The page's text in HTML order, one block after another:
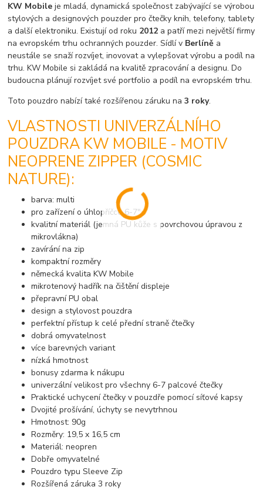
KW Mobile je mladá, dynamická společnost zabývající se výrobou
stylových a designových pouzder pro čtečky knih, telefony, tablety
a další elektroniku. Existují od roku 2012 a patří mezi největší firmy
na evropském trhu ochranných pouzder. Sídlí v Berlíně a
neustále se snaží rozvíjet, inovovat a vylepšovat výrobu a podíl na
trhu. KW Mobile si zakládá na kvalitě zpracování a designu. Do
budoucna plánují rozvíjet své portfolio a podíl na evropském trhu.
Toto pouzdro nabízí také rozšířenou záruku na3 roky.
VLASTNOSTI UNIVERZÁLNÍHO
POUZDRA KW MOBILE - MOTIV
NEOPRENE ZIPPER (COSMIC
NATURE):
barva: multi
pro zařízení o úhlopříčce 6-7"
kvalitní materiál (jemná PU kůže s povrchovou úpravou z
mikrovlákna)
zavírání na zip
kompaktní rozměry
německá kvalita KW Mobile
mikrotenový hadřík na čištění displeje
přepravní PU obal
design a stylovost pouzdra
perfektní přístup k celé přední straně čtečky
dobrá omyvatelnost
více barevných variant
nízká hmotnost
bonusy zdarma k nákupu
univerzální velikost pro všechny 6-7 palcové čtečky
Praktické uchycení čtečky v pouzdře pomocí síťové kapsy
Dvojité prošívání, úchyty se nevytrhnou
Hmotnost: 90g
Rozměry: 19,5 x 16,5 cm
Materiál: neopren
Dobře omyvatelné
Pouzdro typu Sleeve Zip
Rozšířená záruka 3 roky